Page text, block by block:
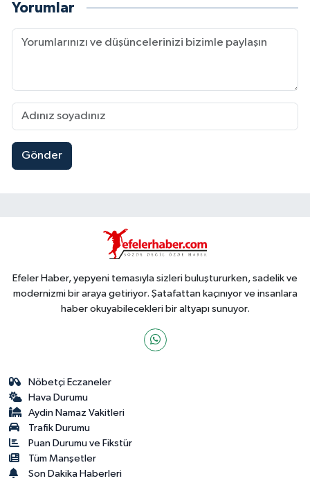
Yorumlar
Gönder
Efeler Haber, yepyeni temasıyla sizleri buluştururken, sadelik ve
modernizmi bir araya getiriyor. Şatafattan kaçınıyor ve insanlara
haber okuyabilecekleri bir altyapı sunuyor.
Nöbetçi Eczaneler
Hava Durumu
Aydin Namaz Vakitleri
Trafik Durumu
Puan Durumu ve Fikstür
Tüm Manşetler
Son Dakika Haberleri